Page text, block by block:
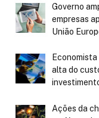
Governo
empresas
União
alta do
Ações da